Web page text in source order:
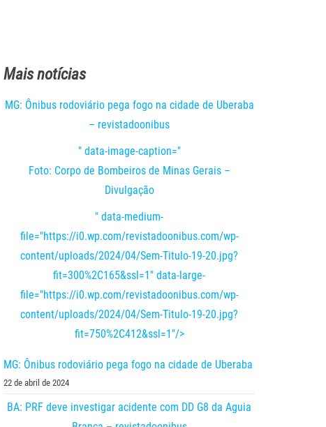
Mais notícias
MG: Ônibus rodoviário pega fogo na cidade de Uberaba
– revistadoonibus
" data-image-caption="
Foto: Corpo de Bombeiros de Minas Gerais –
Divulgação
" data-medium-
file="https://i0.wp.com/revistadoonibus.com/wp-
content/uploads/2024/04/Sem-Titulo-19-20.jpg?
fit=300%2C165&ssl=1" data-large-
file="https://i0.wp.com/revistadoonibus.com/wp-
content/uploads/2024/04/Sem-Titulo-19-20.jpg?
fit=750%2C412&ssl=1"/>
MG: Ônibus rodoviário pega fogo na cidade de Uberaba
22 de abril de 2024
BA: PRF deve investigar acidente com DD G8 da Aguia